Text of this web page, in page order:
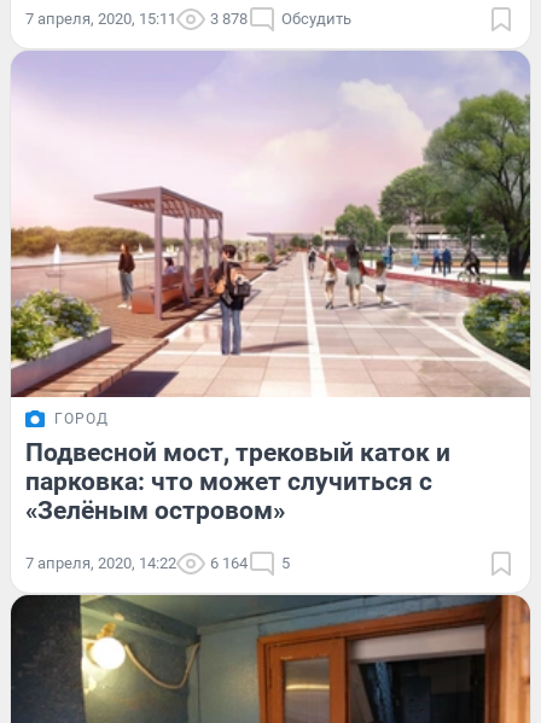
7 апреля, 2020, 15:11 3 878 Обсудить
ГОРОД
Подвесной мост, трековый каток и
парковка: что может случиться с
«Зелёным островом»
7 апреля, 2020, 14:22 6 164 5